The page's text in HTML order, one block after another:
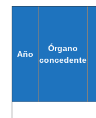
Año
Órgano
concedente